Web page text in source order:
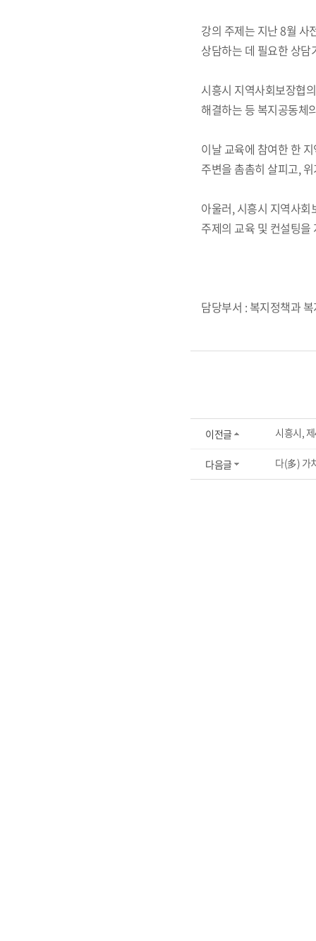
강의 주제는 지난 8월
상담하는 데 필요한 상
시흥시 지역사회보장협
해결하는 등 복지공동체
이날 교육에 참여한 한
주변을 촘촘히 살피고,
아울러, 시흥시 지역사
주제의 교육 및 컨설팅
담당부서 : 복지정책과
이전글 시흥시,
다음글 다(多) 가